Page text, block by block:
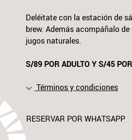
Deléitate con la estación de
brew. Además acompáñalo
jugos naturales.
S/89 POR ADULTO Y S/45
Términos y condiciones
RESERVAR POR WHATSAPP